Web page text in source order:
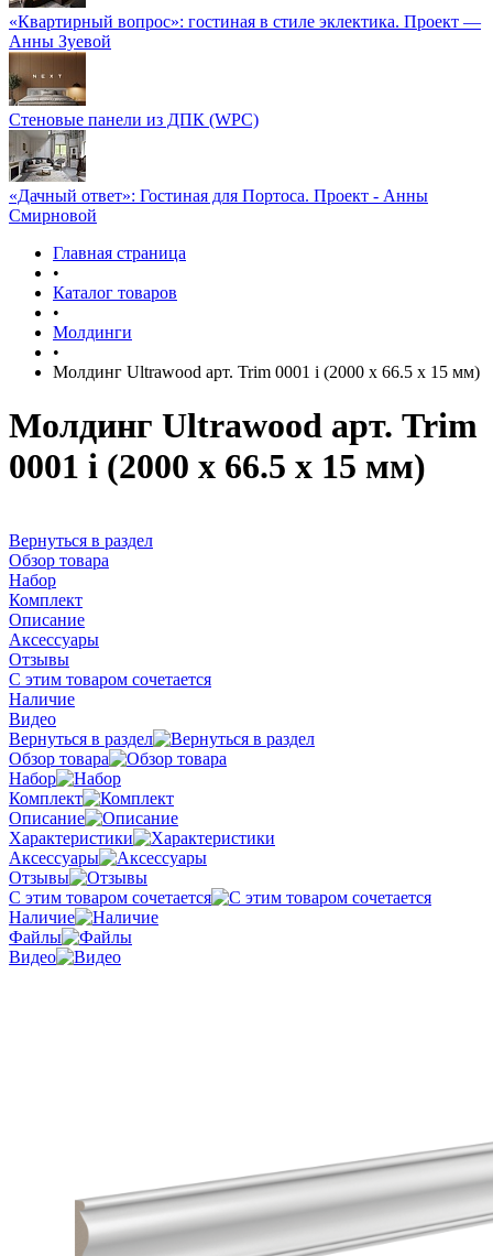
«Квартирный вопрос»: гостиная в стиле эклектика. Проект —
Анны Зуевой
Стеновые панели из ДПК (WPC)
«Дачный ответ»: Гостиная для Портоса. Проект - Анны
Смирновой
Главная страница
•
Каталог товаров
•
Молдинги
•
Молдинг Ultrawood арт. Trim 0001 i (2000 х 66.5 х 15 мм)
Молдинг Ultrawood арт. Trim
0001 i (2000 х 66.5 х 15 мм)
Вернуться в раздел
Обзор товара
Набор
Комплект
Описание
Аксессуары
Отзывы
С этим товаром сочетается
Наличие
Видео
Вернуться в раздел
Обзор товара
Набор
Комплект
Описание
Характеристики
Аксессуары
Отзывы
С этим товаром сочетается
Наличие
Файлы
Видео